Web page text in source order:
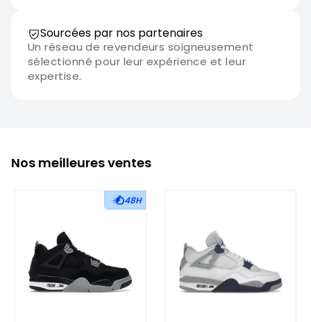
Sourcées par nos partenaires
Un réseau de revendeurs soigneusement
sélectionné pour leur expérience et leur
expertise.
Nos meilleures ventes
48H